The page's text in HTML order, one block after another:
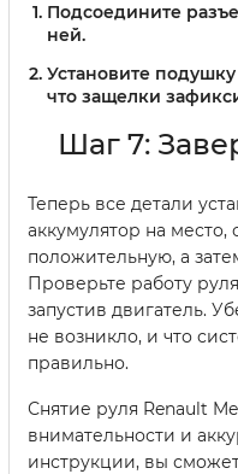
Подсоедините
ней.
Установите
что защелки
Шаг 7:
Теперь все детали
аккумулятор на место,
положительную, а
Проверьте работу
запустив двигатель.
не возникло, и что
правильно.
Снятие руля Renault
внимательности и
инструкции, вы